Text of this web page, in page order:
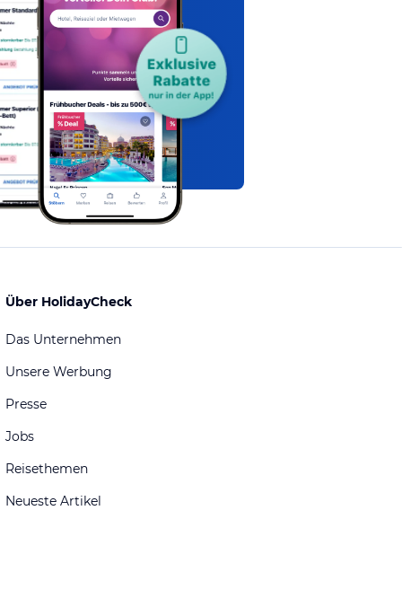
Über HolidayCheck
Das Unternehmen
Unsere Werbung
Presse
Jobs
Reisethemen
Neueste Artikel